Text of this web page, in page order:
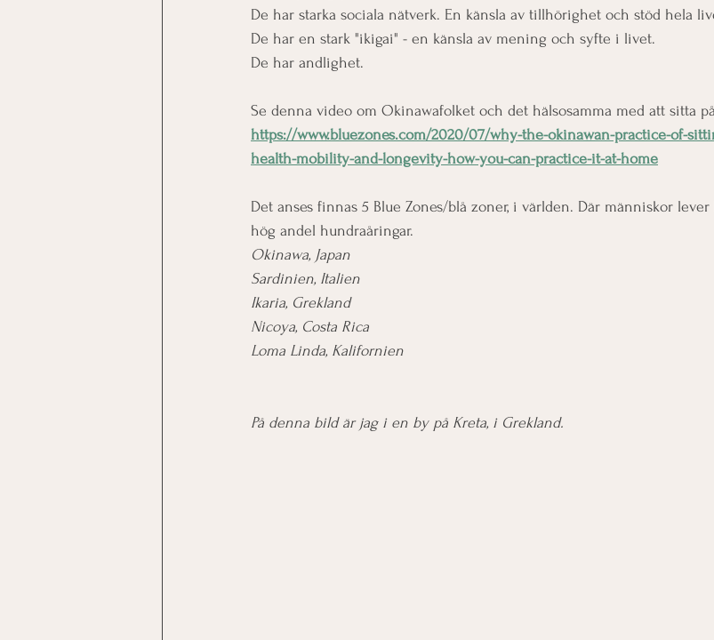
De har starka sociala nätverk. En känsla av tillhörighet och stöd hela
De har en stark "ikigai" - en känsla av mening och syfte i livet.
De har andlighet.
Se denna video om Okinawafolket och det hälsosamma med att sitta
https://www.bluezones.com/2020/07/why-the-okinawan-practice-of-
health-mobility-and-longevity-how-you-can-practice-it-at-home
Det anses finnas 5 Blue Zones/blå zoner, i världen. Där människor
hög andel hundraåringar.
Okinawa, Japan
Sardinien, Italien
Ikaria, Grekland
Nicoya, Costa Rica
Loma Linda, Kalifornien
På denna bild är jag i en by på Kreta, i Grekland.